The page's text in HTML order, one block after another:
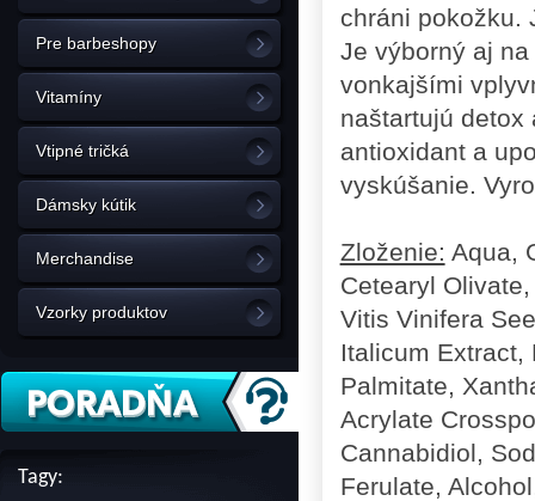
Pre barbeshopy
Vitamíny
Vtipné tričká
Dámsky kútik
Merchandise
Vzorky produktov
Tagy:
chráni pokožku.
Je výborný aj
vonkajšími
naštartujú detox
antioxidant a
vyskúšanie.
Zloženie: Aqua,
Cetearyl
Vitis Vinifera
Italicum Extract,
Palmitate,
Acrylate
Cannabidiol,
Ferulate,